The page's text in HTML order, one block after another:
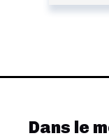
Dans le